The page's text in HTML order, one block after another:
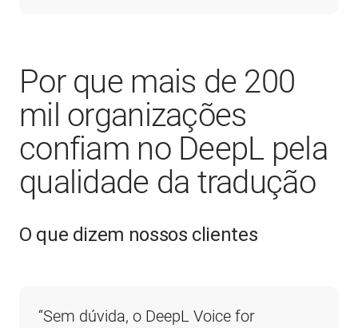
Por que mais de 200
mil organizações
confiam no DeepL pela
qualidade da tradução
O que dizem nossos clientes
“Sem dúvida, o DeepL Voice for